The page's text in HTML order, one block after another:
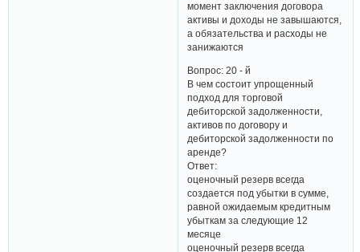
момент заключения договора
активы и доходы не завышаются,
а обязательства и расходы не
занижаются
Вопрос: 20 - й
В чем состоит упрощенный
подход для торговой
дебиторской задолженности,
активов по договору и
дебиторской задолженности по
аренде?
Ответ:
оценочный резерв всегда
создается под убытки в сумме,
равной ожидаемым кредитным
убыткам за следующие 12
месяце
оценочный резерв всегда